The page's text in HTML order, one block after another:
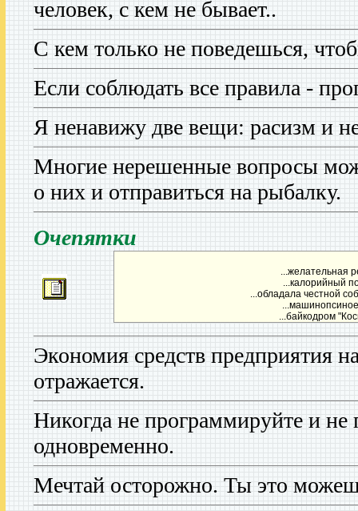
человек, с кем не бывает..
С кем только не поведешься,
Если соблюдать все правила -
Я ненавижу две вещи: расизм и
Многие нерешенные вопросы
о них и отправиться на рыбалку.
Очепятки
...желательная
...калорийный
...обладала честной
...байкодром
Экономия средств предприятия
отражается.
Никогда не программируйте и не
одновременно.
Мечтай осторожно. Ты это